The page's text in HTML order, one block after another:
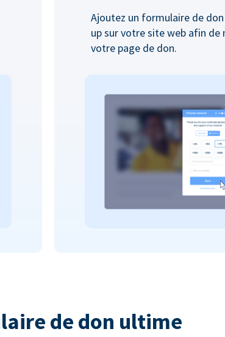
Ajoutez un formulaire de don
up sur votre site web afin de
votre page de don.
de don ultime